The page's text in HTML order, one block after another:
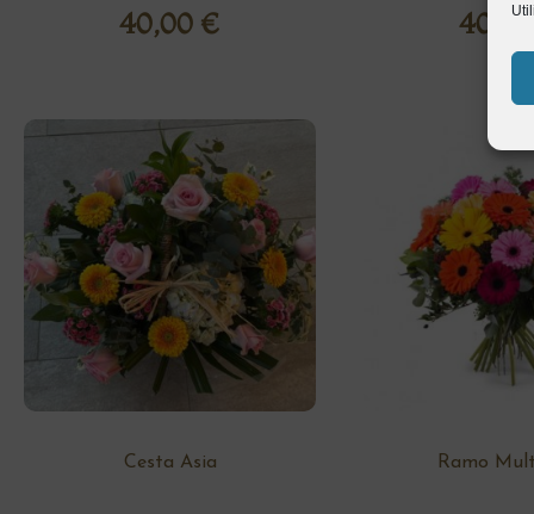
40,00 €
Cesta Asia Ramo